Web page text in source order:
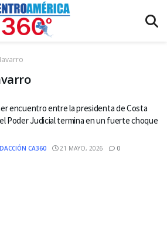
encuentro entre la presidenta de Costa
Poder Judicial termina en un fuerte choque
CA360 21 MAYO, 2026 0